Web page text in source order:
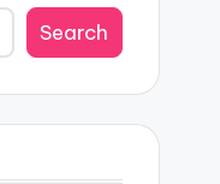
Search